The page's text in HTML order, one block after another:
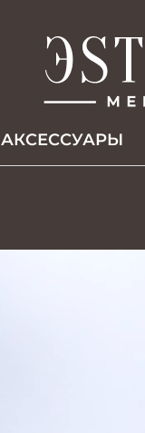
АКCЕССУАРЫ